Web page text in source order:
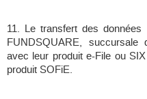
11. Le transfert des
FUNDSQUARE,
avec leur produit e-File ou
produit SOFiE.